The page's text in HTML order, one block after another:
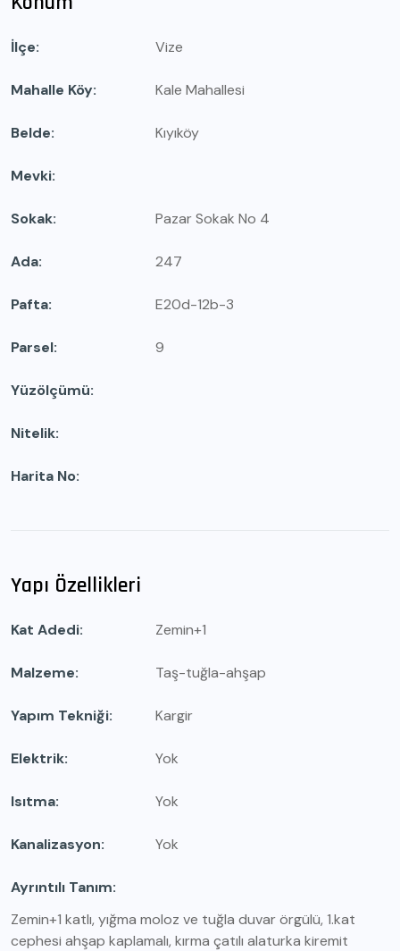
İlçe Vize
Mahalle Köy Kale Mahallesi
Belde Kıyıköy
Mevki
Sokak Pazar Sokak No 4
Ada 247
Pafta E20d-12b-3
Parsel 9
Yüzölçümü
Nitelik
Harita No
Yapı Özellikleri
Kat Adedi Zemin+1
Malzeme Taş-tuğla-ahşap
Yapım Tekniği Kargir
Elektrik Yok
Isıtma Yok
Kanalizasyon Yok
Ayrıntılı Tanım
Zemin+1 katlı, yığma moloz ve tuğla duvar örgülü, 1.kat
cephesi ahşap kaplamalı, kırma çatılı alaturka kiremit